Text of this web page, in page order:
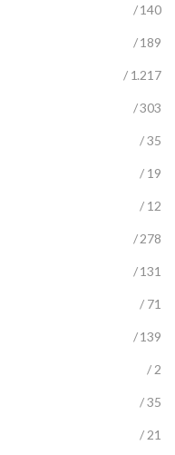
/ 140
/ 189
/ 1.217
/ 303
/ 35
/ 19
/ 12
/ 278
/ 131
/ 71
/ 139
/ 2
/ 35
/ 21